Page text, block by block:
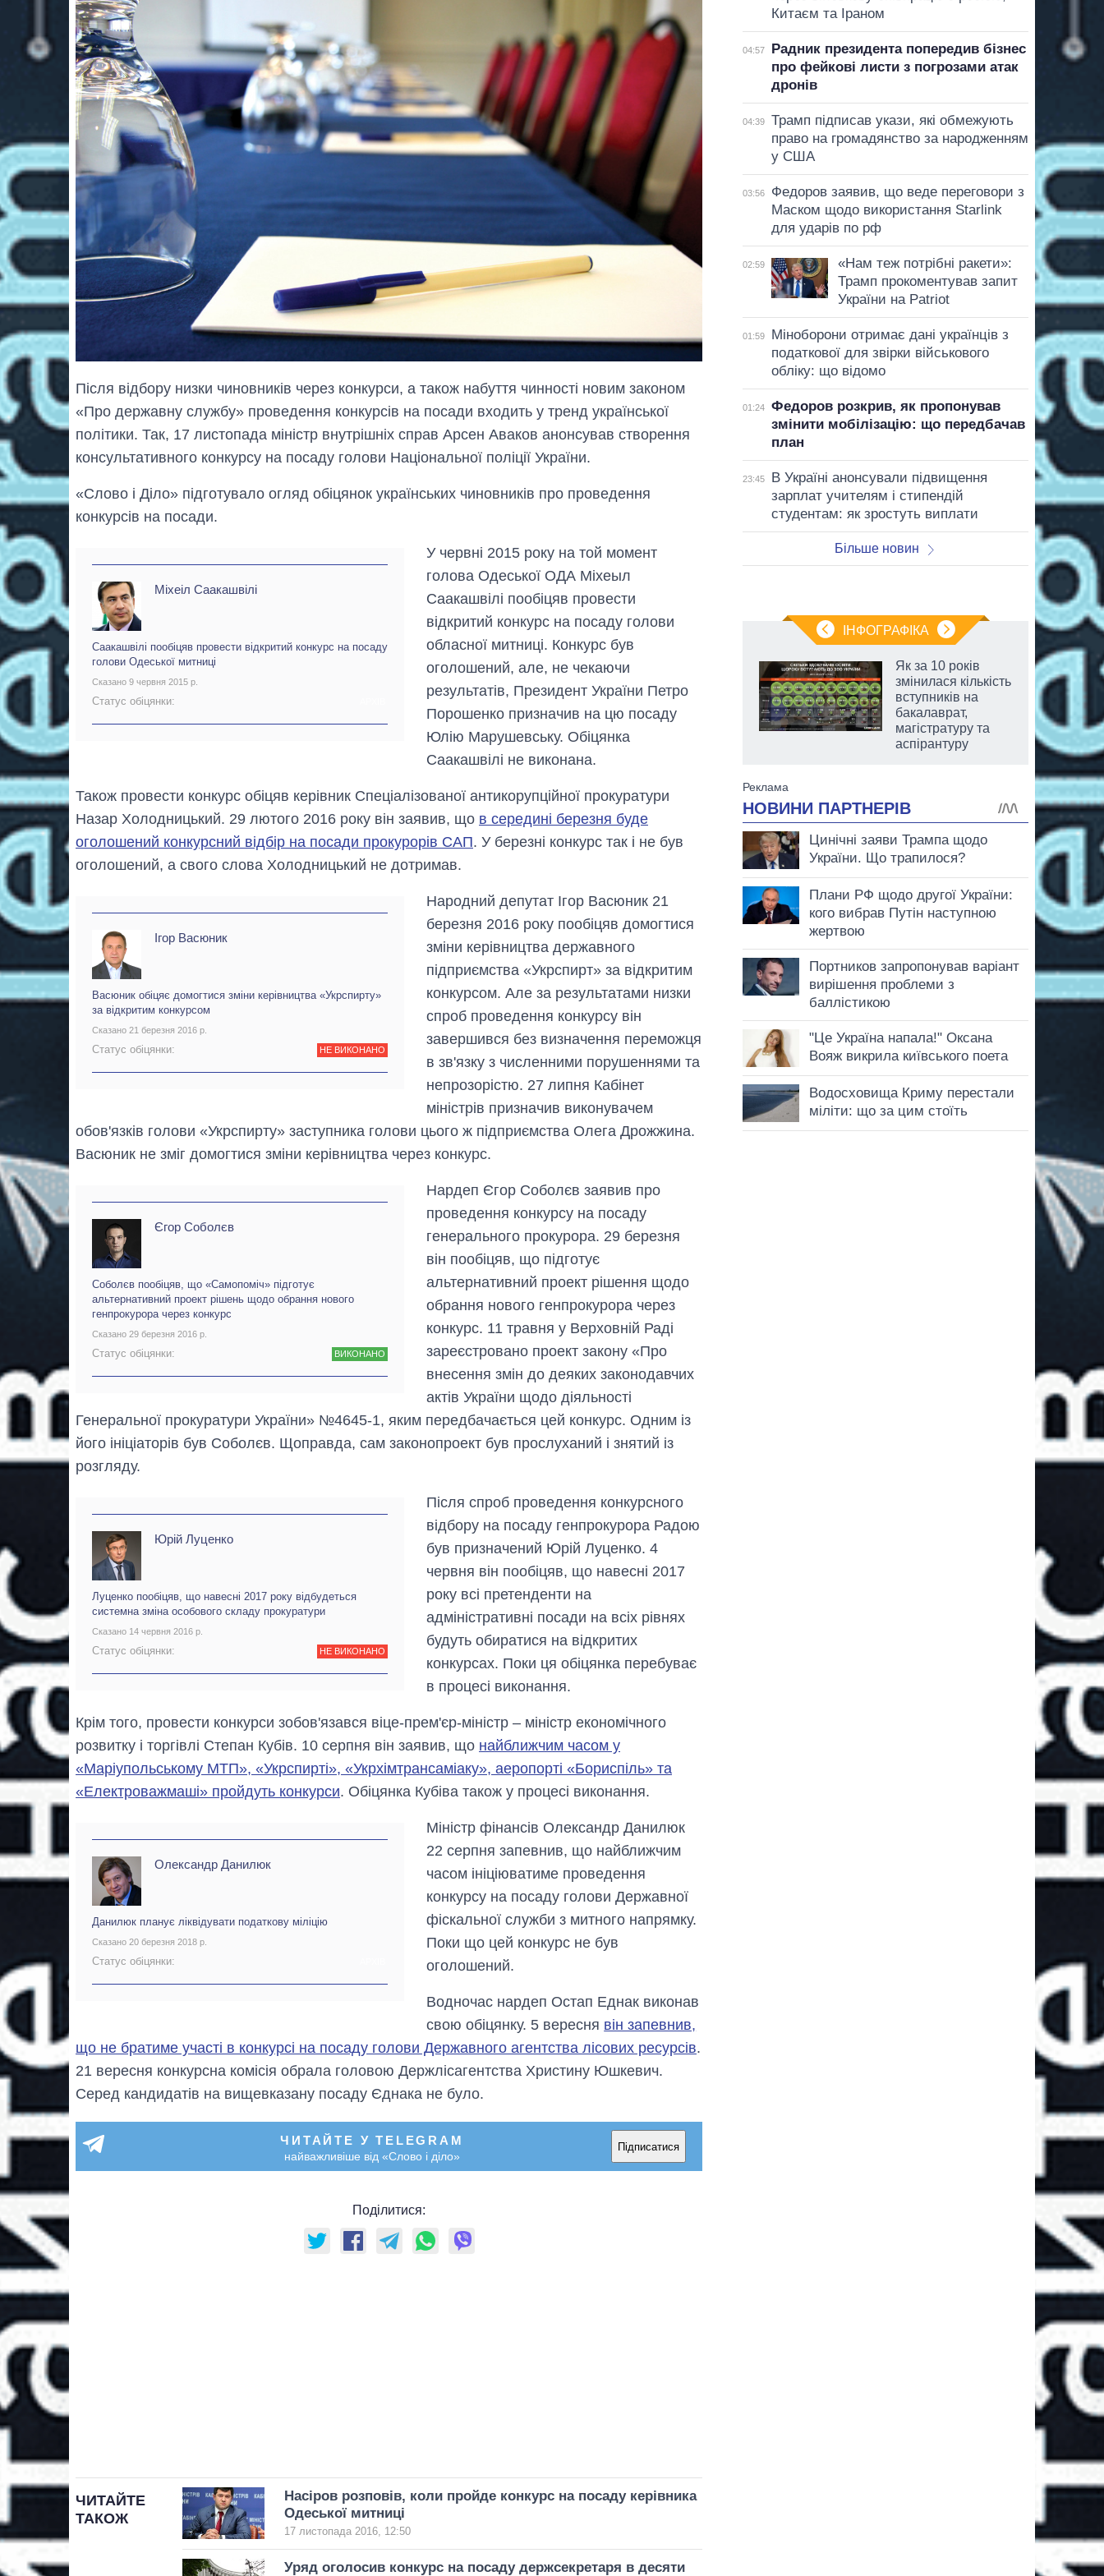
Після відбору низки чиновників через конкурси, а також набуття чинності новим законом
«Про державну службу» проведення конкурсів на посади входить у тренд української
політики. Так, 17 листопада міністр внутрішніх справ Арсен Аваков анонсував створення
консультативного конкурсу на посаду голови Національної поліції України.
«Слово і Діло» підготувало огляд обіцянок українських чиновників про проведення
конкурсів на посади.
Міхеіл Саакашвілі
Саакашвілі пообіцяв провести відкритий конкурс на посаду
голови Одеської митниці
Сказано 9 червня 2015 р.
Статус обіцянки:
У червні 2015 року на той момент
голова Одеської ОДА Міхеыл
Саакашвілі пообіцяв провести
відкритий конкурс на посаду голови
обласної митниці. Конкурс був
оголошений, але, не чекаючи
результатів, Президент України Петро
Порошенко призначив на цю посаду
Юлію Марушевську. Обіцянка
Саакашвілі не виконана.
Також провести конкурс обіцяв керівник Спеціалізованої антикорупційної прокуратури
Назар Холодницький. 29 лютого 2016 року він заявив, що в середині березня буде
оголошений конкурсний відбір на посади прокурорів САП. У березні конкурс так і не був
оголошений, а свого слова Холодницький не дотримав.
Ігор Васюник
Васюник обіцяє домогтися зміни керівництва «Укрспирту»
за відкритим конкурсом
Сказано 21 березня 2016 р.
Статус обіцянки: НЕ ВИКОНАНО
Народний депутат Ігор Васюник 21
березня 2016 року пообіцяв домогтися
зміни керівництва державного
підприємства «Укрспирт» за відкритим
конкурсом. Але за результатами низки
спроб проведення конкурсу він
завершився без визначення переможця
в зв'язку з численними порушеннями та
непрозорістю. 27 липня Кабінет
міністрів призначив виконувачем
обов'язків голови «Укрспирту» заступника голови цього ж підприємства Олега Дрожжина.
Васюник не зміг домогтися зміни керівництва через конкурс.
Єгор Соболєв
Соболєв пообіцяв, що «Самопоміч» підготує
альтернативний проект рішень щодо обрання нового
генпрокурора через конкурс
Сказано 29 березня 2016 р.
Статус обіцянки: ВИКОНАНО
Нардеп Єгор Соболєв заявив про
проведення конкурсу на посаду
генерального прокурора. 29 березня
він пообіцяв, що підготує
альтернативний проект рішення щодо
обрання нового генпрокурора через
конкурс. 11 травня у Верховній Раді
зареєстровано проект закону «Про
внесення змін до деяких законодавчих
актів України щодо діяльності
Генеральної прокуратури України» №4645-1, яким передбачається цей конкурс. Одним із
його ініціаторів був Соболєв. Щоправда, сам законопроект був прослуханий і знятий із
розгляду.
Юрій Луценко
Луценко пообіцяв, що навесні 2017 року відбудеться
системна зміна особового складу прокуратури
Сказано 14 червня 2016 р.
Статус обіцянки: НЕ ВИКОНАНО
Після спроб проведення конкурсного
відбору на посаду генпрокурора Радою
був призначений Юрій Луценко. 4
червня він пообіцяв, що навесні 2017
року всі претенденти на
адміністративні посади на всіх рівнях
будуть обиратися на відкритих
конкурсах. Поки ця обіцянка перебуває
в процесі виконання.
Крім того, провести конкурси зобов'язався віце-прем'єр-міністр – міністр економічного
розвитку і торгівлі Степан Кубів. 10 серпня він заявив, що найближчим часом у
«Маріупольському МТП», «Укрспирті», «Укрхімтрансаміаку», аеропорті «Бориспіль» та
«Електроважмаші» пройдуть конкурси. Обіцянка Кубіва також у процесі виконання.
Олександр Данилюк
Данилюк планує ліквідувати податкову міліцію
Сказано 20 березня 2018 р.
Статус обіцянки:
Міністр фінансів Олександр Данилюк
22 серпня запевнив, що найближчим
часом ініціюватиме проведення
конкурсу на посаду голови Державної
фіскальної служби з митного напрямку.
Поки що цей конкурс не був
оголошений.
Водночас нардеп Остап Еднак виконав
свою обіцянку. 5 вересня він запевнив,
що не братиме участі в конкурсі на посаду голови Державного агентства лісових ресурсів.
21 вересня конкурсна комісія обрала головою Держлісагентства Христину Юшкевич.
Серед кандидатів на вищевказану посаду Єднака не було.
ЧИТАЙТЕ У TELEGRAM
найважливіше від «Слово і діло»
Підписатися
Поділитися:
ЧИТАЙТЕ
ТАКОЖ
Насіров розповів, коли пройде конкурс на посаду керівника
Одеської митниці
17 листопада 2016, 12:50
Уряд оголосив конкурс на посаду держсекретаря в десяти
Китаєм та Іраном
04:57
Радник президента попередив бізнес
про фейкові листи з погрозами атак
дронів
04:39
Трамп підписав укази, які обмежують
право на громадянство за народженням
у США
03:56
Федоров заявив, що веде переговори з
Маском щодо використання Starlink
для ударів по рф
02:59
«Нам теж потрібні ракети»:
Трамп прокоментував запит
України на Patriot
01:59
Міноборони отримає дані українців з
податкової для звірки військового
обліку: що відомо
01:24
Федоров розкрив, як пропонував
змінити мобілізацію: що передбачав
план
23:45
В Україні анонсували підвищення
зарплат учителям і стипендій
студентам: як зростуть виплати
Більше новин
ІНФОГРАФІКА
Вісім масованих
за літо: Київ та
область стали
рф
Як за 10 років
змінилася кількість
вступників на
бакалаврат,
магістратуру та
аспірантуру